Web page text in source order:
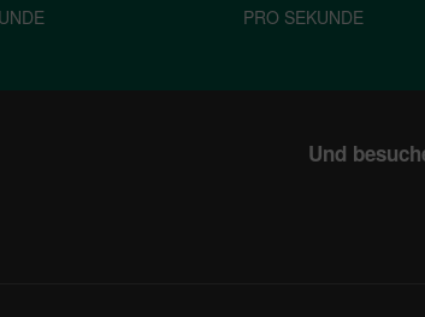
PRO SEKUNDE
Und